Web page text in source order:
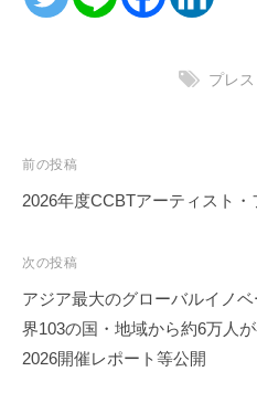
プレ
投
稿
ビ
ゲ
ー
シ
前の投稿
2026年度CCBTアーティスト
次の投稿
アジア最大のグローバルイノ
界103の国・地域から約6万人
2026開催レポート等公開